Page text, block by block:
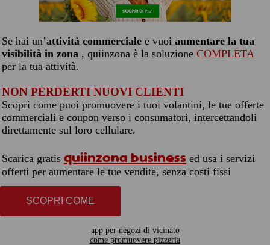
Se hai un’attività commerciale e vuoi aumentare la tua
visibilità in zona , quiinzona è la soluzione COMPLETA
per la tua attività.
NON PERDERTI NUOVI CLIENTI
Scopri come puoi promuovere i tuoi volantini, le tue offerte
commerciali e coupon verso i consumatori, intercettandoli
direttamente sul loro cellulare.
Scarica gratis quiinzona business ed usa i servizi
offerti per aumentare le tue vendite, senza costi fissi
SCOPRI COME
app per negozi di vicinato
come promuovere pizzeria